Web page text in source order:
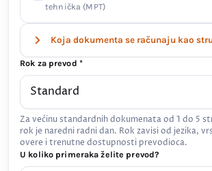
tehnička (MPT)
Koja dokumenta se računaju kao
Rok za prevod *
Za većinu standardnih dokumenata od 1 do 5
rok je naredni radni dan. Rok zavisi od jezika,
overe i trenutne dostupnosti prevodioca.
U koliko primeraka želite prevod?